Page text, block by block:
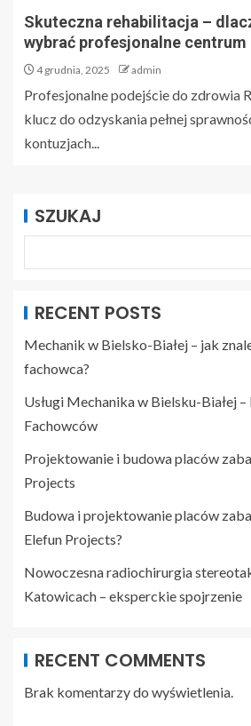
Skuteczna rehabilitacja –
wybrać profesjonalne centrum
4 grudnia, 2025 admin
Profesjonalne podejście do zdrowia
klucz do odzyskania pełnej
kontuzjach...
SZUKAJ
RECENT POSTS
Mechanik w Bielsko-Białej – jak
fachowca?
Usługi Mechanika w Bielsku-Białej –
Fachowców
Projektowanie i budowa placów
Projects
Budowa i projektowanie placów
Elefun Projects?
Nowoczesna radiochirurgia
Katowicach – eksperckie spojrzenie
RECENT COMMENTS
Brak komentarzy do wyświetlenia.